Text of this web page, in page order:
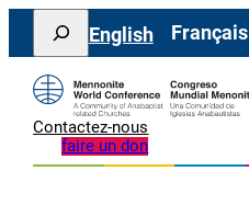
Aller
contenu
Search
English Français
Contactez-nous
faire un don